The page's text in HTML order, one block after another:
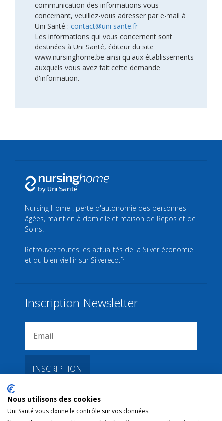
communication des informations vous
concernant, veuillez-vous adresser par e-mail à
Uni Santé : contact@uni-sante.fr
Les informations qui vous concernent sont
destinées à Uni Santé, éditeur du site
www.nursinghome.be ainsi qu'aux établissements
auxquels vous avez fait cette demande
d'information.
Nursing Home : perte d'autonomie des personnes
âgées, maintien à domicile et maison de Repos et de
Soins.
Retrouvez toutes les actualités de la Silver économie
et du bien-vieillir sur Silvereco.fr
Inscription Newsletter
Liens
Nous utilisons des cookies
Uni Santé vous donne le contrôle sur vos données.